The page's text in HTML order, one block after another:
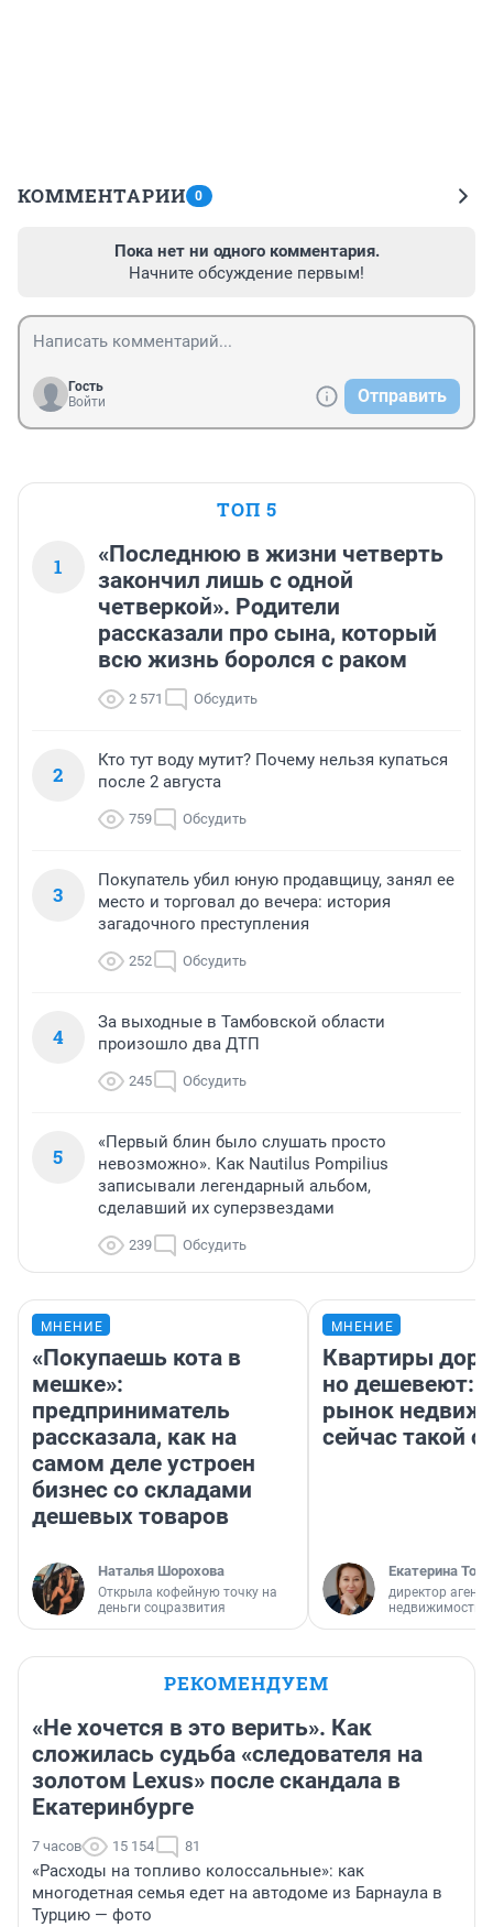
КОММЕНТАРИИ 0
Пока нет ни одного комментария.
Начните обсуждение первым!
Гость
Войти
Отправить
ТОП 5
1
«Последнюю в жизни четверть
закончил лишь с одной
четверкой». Родители
рассказали про сына, который
всю жизнь боролся с раком
2 571 Обсудить
2
Кто тут воду мутит? Почему нельзя купаться
после 2 августа
759 Обсудить
3
Покупатель убил юную продавщицу, занял ее
место и торговал до вечера: история
загадочного преступления
252 Обсудить
4
За выходные в Тамбовской области
произошло два ДТП
245 Обсудить
5
«Первый блин было слушать просто
невозможно». Как Nautilus Pompilius
записывали легендарный альбом,
сделавший их суперзвездами
239 Обсудить
МНЕНИЕ
«Покупаешь кота в
мешке»:
предприниматель
рассказала, как на
самом деле устроен
бизнес со складами
дешевых товаров
Наталья Шорохова
Открыла кофейную точку на
деньги соцразвития
МНЕНИЕ
Квартиры
но дешевеют:
рынок
сейчас такой
Екатерина
директор
недвижимости
РЕКОМЕНДУЕМ
«Не хочется в это верить». Как
сложилась судьба «следователя на
золотом Lexus» после скандала в
Екатеринбурге
7 часов 15 154 81
«Расходы на топливо колоссальные»: как
многодетная семья едет на автодоме из Барнаула в
Турцию — фото